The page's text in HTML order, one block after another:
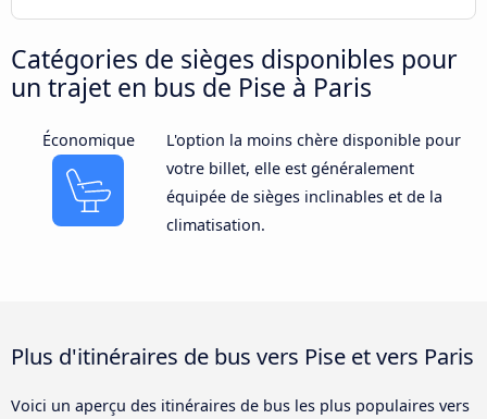
Catégories de sièges disponibles pour
un trajet en bus de Pise à Paris
Économique
L'option la moins chère disponible pour
votre billet, elle est généralement
équipée de sièges inclinables et de la
climatisation.
Plus d'itinéraires de bus vers Pise et vers Paris
Voici un aperçu des itinéraires de bus les plus populaires vers